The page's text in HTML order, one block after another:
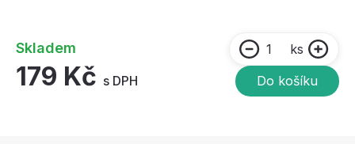
Skladem
179 Kč s DPH
ks
Do košíku